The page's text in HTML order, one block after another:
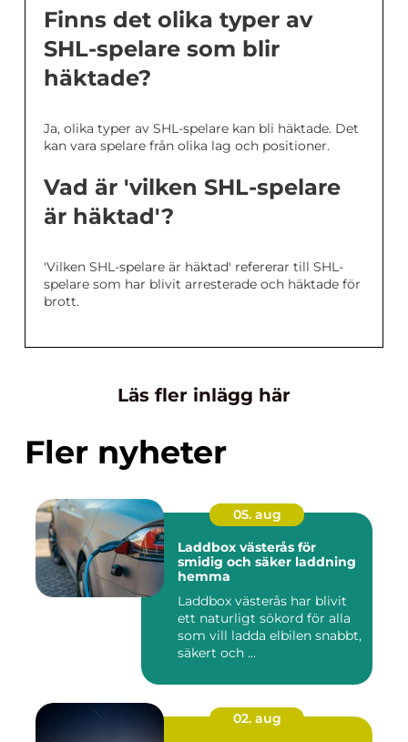
Finns det olika typer av
SHL-spelare som blir
häktade?
Ja, olika typer av SHL-spelare kan bli häktade. Det
kan vara spelare från olika lag och positioner.
Vad är 'vilken SHL-spelare
är häktad'?
'Vilken SHL-spelare är häktad' refererar till SHL-
spelare som har blivit arresterade och häktade för
brott.
Läs fler inlägg här
Fler nyheter
05. aug
Laddbox västerås för
smidig och säker laddning
hemma
Laddbox västerås har blivit
ett naturligt sökord för alla
som vill ladda elbilen snabbt,
säkert och ...
02. aug